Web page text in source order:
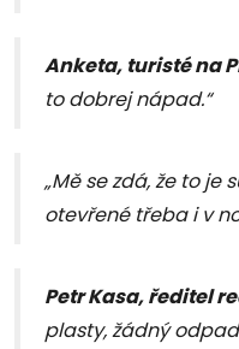
Anketa, turisté na
to dobrej nápad.“
„Mě se zdá, že to je
otevřené třeba i v
Petr Kasa, ředitel
plasty, žádný